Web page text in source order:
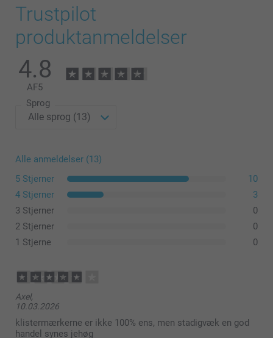
Trustpilot
produktanmeldelser
4.8
AF5
Sprog
Alle anmeldelser (13)
5 Stjerner
10
4 Stjerner
3
3 Stjerner
0
2 Stjerner
0
1 Stjerne
0
Axel,
10.03.2026
klistermærkerne er ikke 100% ens, men stadigvæk en god
handel synes jehøg